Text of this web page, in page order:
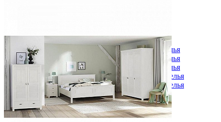
Шкаф 1-дверный для одежды и белья
Шкафы 2-х дверные для одежды и белья
Шкафы 3-х дверные для одежды и белья
Шкафы 4-х дверные для одежды и белья
Шкафы 5-ти дверные для одежды и белья
Шкафы 6-ти дверные для одежды и белья
Шкафы купе для одежды и белья
Шкафы угловые для одежды и белья
Ящики и короба